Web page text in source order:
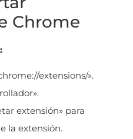
Chrome
extensions/».
extensión» para
la extensión.